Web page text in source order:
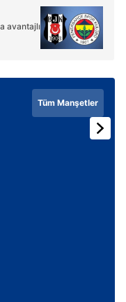
avantajlı
Tüm Manşetler